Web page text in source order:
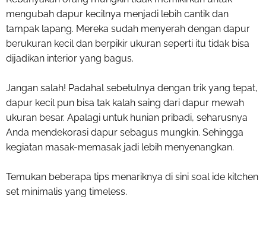
mengubah dapur kecilnya menjadi lebih cantik dan
tampak lapang. Mereka sudah menyerah dengan dapur
berukuran kecil dan berpikir ukuran seperti itu tidak bisa
dijadikan interior yang bagus.
Jangan salah! Padahal sebetulnya dengan trik yang tepat,
dapur kecil pun bisa tak kalah saing dari dapur mewah
ukuran besar. Apalagi untuk hunian pribadi, seharusnya
Anda mendekorasi dapur sebagus mungkin. Sehingga
kegiatan masak-memasak jadi lebih menyenangkan.
Temukan beberapa tips menariknya di sini soal ide kitchen
set minimalis yang timeless.